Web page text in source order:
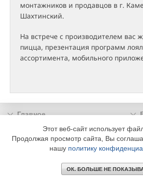
монтажников и продавцов в г.
Шахтинский.
На встрече с производителем вас
пицца, презентация программ
ассортимента, мобильного
Главное
Подписка
Информация
© 2002 - 2026 OOO Издательский дом «МЕДИА
Этот веб-сайт использует
Продолжая просмотр сайта, Вы
нашу политику
ОК. БОЛЬШЕ НЕ